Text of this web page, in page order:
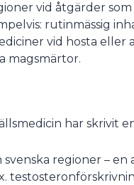
vid åtgärder
rutinmässig
vid hosta eller
magsmärtor.
har skrivit
regioner – en